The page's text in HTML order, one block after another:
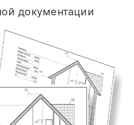
документации